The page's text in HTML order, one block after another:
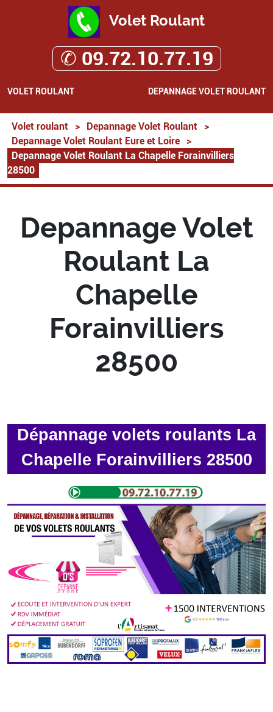
Volet Roulant
✆ 09.72.10.77.19
VOLET ROULANT DEPANNAGE VOLET ROULANT
Volet roulant > Depannage Volet Roulant
>
Depannage Volet Roulant Eure et Loire
>
Depannage Volet Roulant La Chapelle Forainvilliers
28500
Depannage Volet
Roulant La
Chapelle
Forainvilliers
28500
Dépannage volets roulants La
Chapelle Forainvilliers 28500